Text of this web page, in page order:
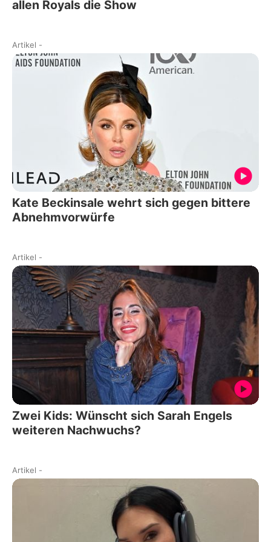
allen Royals die Show
Artikel -
Kate Beckinsale wehrt sich gegen bittere
Abnehmvorwürfe
Artikel -
Zwei Kids: Wünscht sich Sarah Engels
weiteren Nachwuchs?
Artikel -